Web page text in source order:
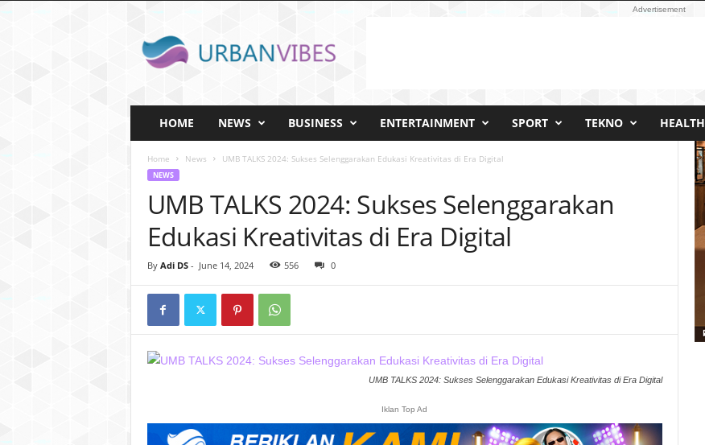
Advertisement
HOME NEWS BUSINESS ENTERTAINMENT SPORT TEKNO HEALTH
Home News UMB TALKS 2024: Sukses Selenggarakan Edukasi Kreativitas di Era Digital
NEWS
UMB TALKS 2024: Sukses Selenggarakan
Edukasi Kreativitas di Era Digital
By Adi DS- June 14, 2024 556 0
UMB TALKS 2024: Sukses Selenggarakan Edukasi Kreativitas di Era Digital
Iklan Top Ad